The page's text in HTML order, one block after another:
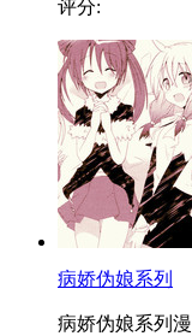
评分:
病娇伪娘系列
病娇伪娘系列